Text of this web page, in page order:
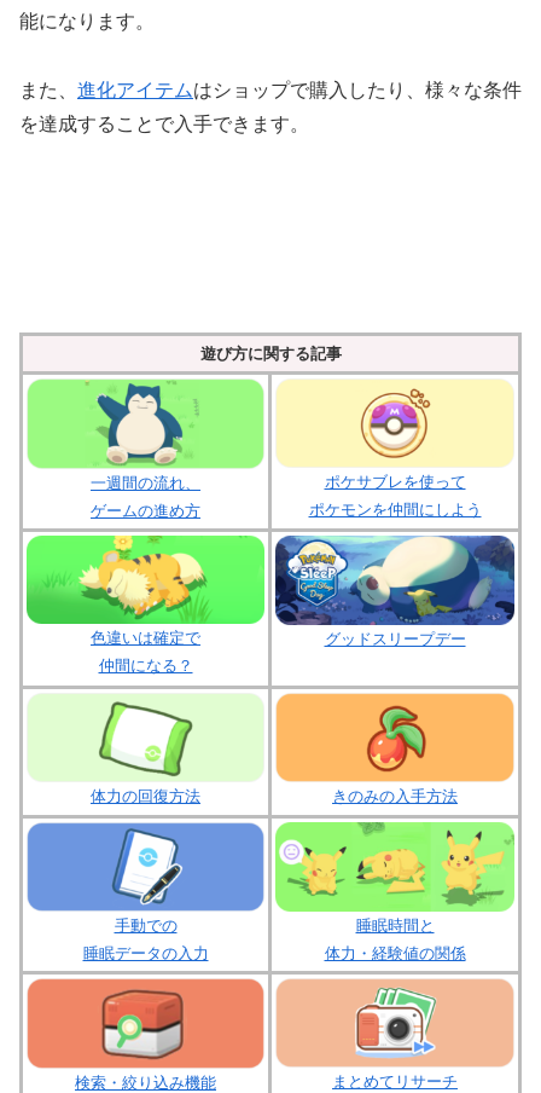
能になります。
また、 進化アイテムはショップで購入したり、様々な条件
を達成することで入手できます。
遊び方に関する記事
一週間の流れ、
ゲームの進め方
ポケサブレを使って
ポケモンを仲間にしよう
色違いは確定で
仲間になる？
グッドスリープデー
体力の回復方法 きのみの入手方法
手動での
睡眠データの入力
睡眠時間と
体力・経験値の関係
検索・絞り込み機能 まとめてリサーチ